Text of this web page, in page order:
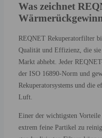
Was zeichnet
REQNET Rekuperatorfilter
Qualität und Effizienz, die
Markt abhebt. Jeder
der ISO 16890-Norm und
Rekuperatorsystems und die
Luft.
Einer der wichtigsten
extrem feine Partikel zu